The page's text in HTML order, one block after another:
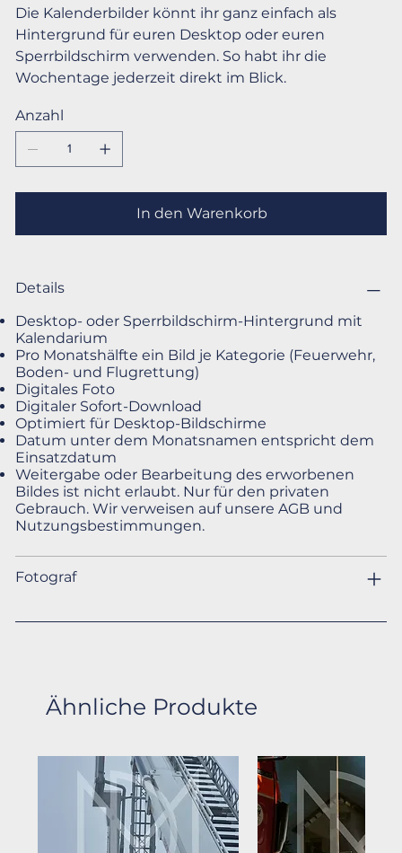
Die Kalenderbilder könnt ihr ganz einfach als
Hintergrund für euren Desktop oder euren
Sperrbildschirm verwenden. So habt ihr die
Wochentage jederzeit direkt im Blick.
Anzahl
In den Warenkorb
Details
Desktop- oder Sperrbildschirm-Hintergrund mit
Kalendarium
Pro Monatshälfte ein Bild je Kategorie (Feuerwehr,
Boden- und Flugrettung)
Digitales Foto
Digitaler Sofort-Download
Optimiert für Desktop-Bildschirme
Datum unter dem Monatsnamen entspricht dem
Einsatzdatum
Weitergabe oder Bearbeitung des erworbenen
Bildes ist nicht erlaubt. Nur für den privaten
Gebrauch. Wir verweisen auf unsere AGB und
Nutzungsbestimmungen.
Fotograf
Ähnliche Produkte